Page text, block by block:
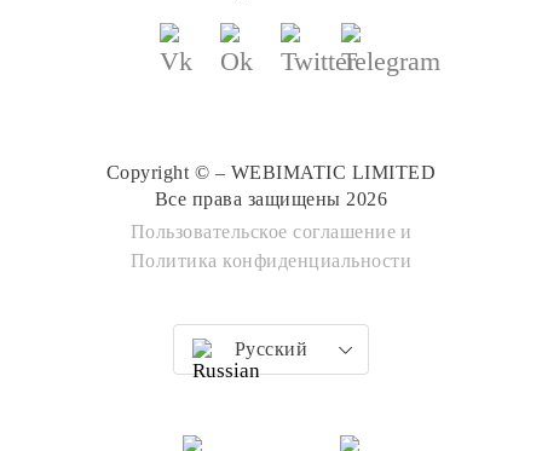
Copyright © – WEBIMATIC LIMITED
Все права защищены 2026
Пользовательское соглашение и
Политика конфиденциальности
Русский